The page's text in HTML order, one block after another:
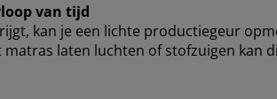
van tijd
kan je een lichte productiegeur
laten luchten of stofzuigen kan